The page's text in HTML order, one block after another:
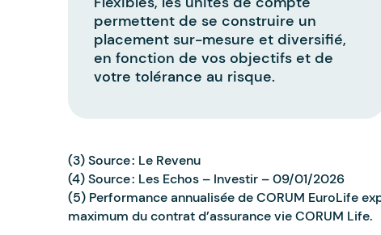
permettent de se construire un
placement sur-mesure et diversifié,
en fonction de vos objectifs et de
votre tolérance au risque.
(3) Source : Le Revenu
(4) Source : Les Echos – Investir – 09/01/2026
(5) Performance annualisée de CORUM EuroLife
maximum du contrat d’assurance vie CORUM Life.